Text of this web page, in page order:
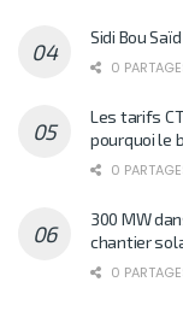
Sidi Bou
0
Les tarifs
pourquoi le
0
300 MW
chantier
0